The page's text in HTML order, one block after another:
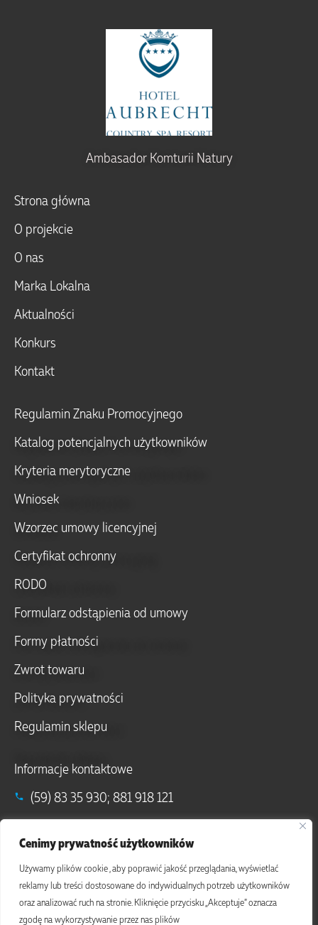
Cenimy prywatność użytkowników
Używamy plików cookie , aby poprawić jakość przeglądania, wyświetlać
reklamy lub treści dostosowane do indywidualnych potrzeb użytkowników
oraz analizować ruch na stronie. Kliknięcie przycisku „Akceptuje” oznacza
zgodę na wykorzystywanie przez nas plików
Ambasador Komturii Natury
Strona główna
O projekcie
O nas
Marka Lokalna
Aktualności
Konkurs
Kontakt
Regulamin Znaku Promocyjnego
Katalog potencjalnych użytkowników
Kryteria merytoryczne
Wniosek
Wzorzec umowy licencyjnej
Certyfikat ochronny
RODO
Formularz odstąpienia od umowy
Formy płatności
Zwrot towaru
Polityka prywatności
Regulamin sklepu
Informacje kontaktowe
(59) 83 35 930; 881 918 121
Debrzno (77-310), ul. Ogrodowa 26